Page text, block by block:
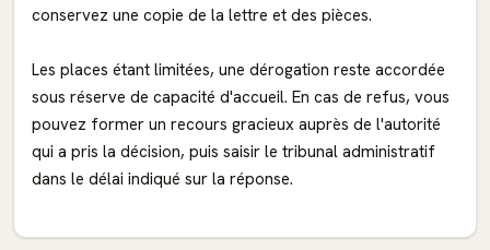
conservez une copie de la lettre et des pièces.
Les places étant limitées, une dérogation reste accordée
sous réserve de capacité d'accueil. En cas de refus, vous
pouvez former un recours gracieux auprès de l'autorité
qui a pris la décision, puis saisir le tribunal administratif
dans le délai indiqué sur la réponse.